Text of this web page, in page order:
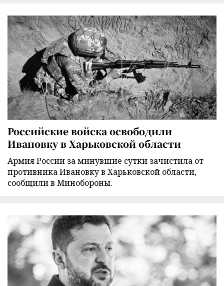
Российские войска освободили
Ивановку в Харьковской области
Армия России за минувшие сутки зачистила от
противника Ивановку в Харьковской области,
сообщили в Минобороны.